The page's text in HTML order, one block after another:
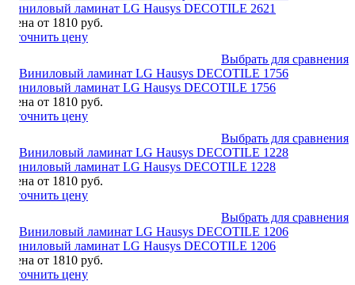
Виниловый ламинат LG Hausys DECOTILE 2621
Цена от 1810 руб.
Уточнить цену
Выбрать для сравнения
Виниловый ламинат LG Hausys DECOTILE 1756
Цена от 1810 руб.
Уточнить цену
Выбрать для сравнения
Виниловый ламинат LG Hausys DECOTILE 1228
Цена от 1810 руб.
Уточнить цену
Выбрать для сравнения
Виниловый ламинат LG Hausys DECOTILE 1206
Цена от 1810 руб.
Уточнить цену